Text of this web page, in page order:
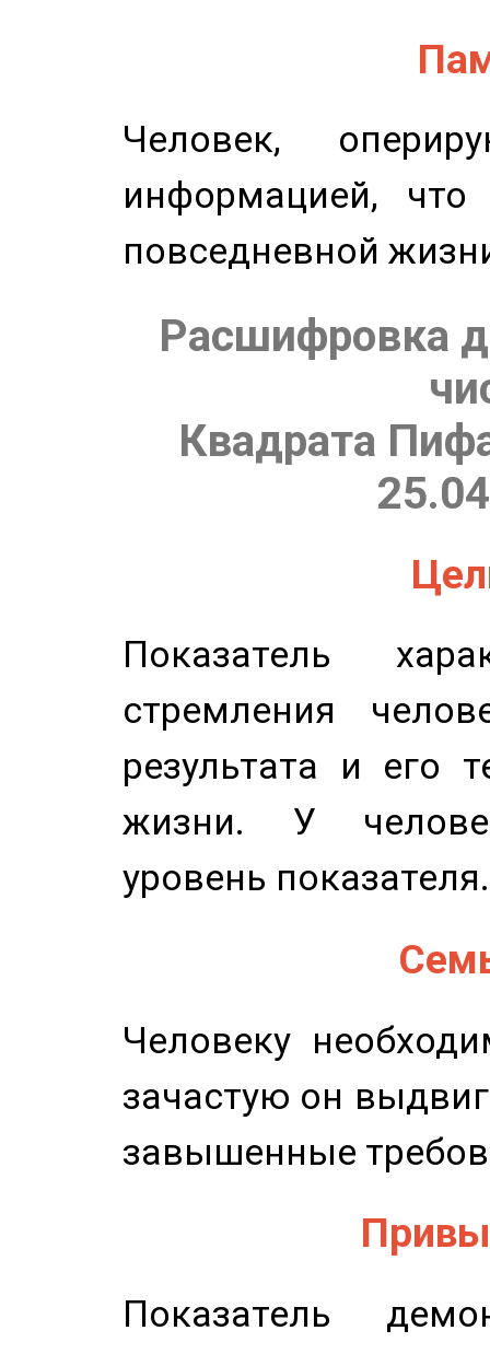
Человек,
информацией,
повседневной
Расшифровка
Квадрата
Показатель
стремления
результата и его
жизни. У
уровень показателя.
Человеку
зачастую он
завышенные
Показатель